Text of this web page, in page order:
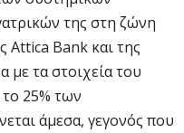
της στη ζώνη
Attica Bank και της
με τα στοιχεία του
25% των
άμεσα, γεγονός που